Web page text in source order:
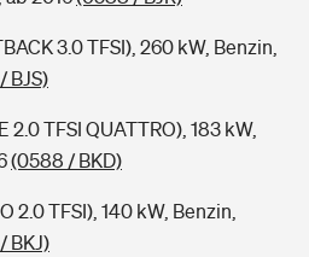
3.0 TFSI), 260 kW, Benzin,
BJS)
2.0 TFSI QUATTRO), 183 kW,
(0588 / BKD)
2.0 TFSI), 140 kW, Benzin,
BKJ)